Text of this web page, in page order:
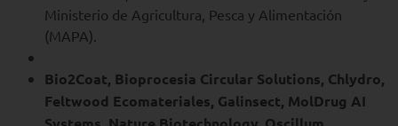
Ministerio de Agricultura, Pesca y Alimentación
(MAPA).
Bio2Coat, Bioprocesia Circular Solutions, Chlydro,
Feltwood Ecomateriales, Galinsect, MolDrug AI